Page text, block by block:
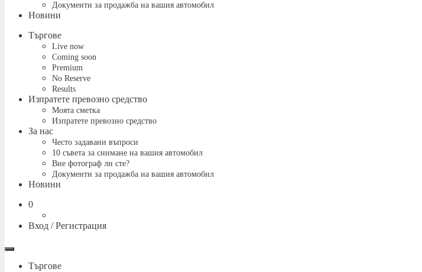
Документи за продажба на вашия автомобил
Новини
Търгове
Live now
Coming soon
Premium
No Reserve
Results
Изпратете превозно средство
Моята сметка
Изпратете превозно средство
За нас
Често задавани въпроси
10 съвета за снимане на вашия автомобил
Вие фотограф ли сте?
Документи за продажба на вашия автомобил
Новини
Количка
0
Вход / Регистрация
Меню
Търгове